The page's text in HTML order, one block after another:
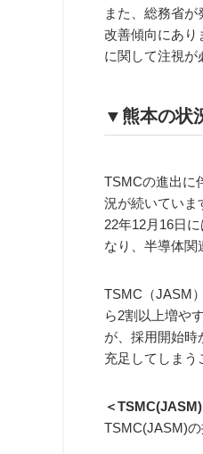
また、総務省
改善傾向にあり
に関して注視が
▼熊本の状
TSMCの進出に
況が続いていま
22年12月16日
なり、半導体関
TSMC（JASM
ら2割以上増や
が、採用開始時
充足してしまう
＜
TSMC(JASM)